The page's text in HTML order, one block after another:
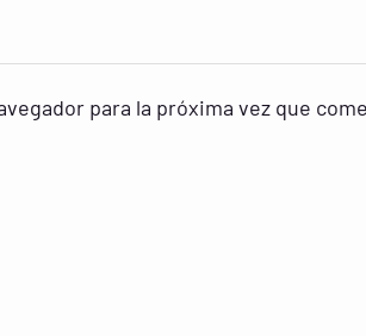
para la próxima vez que